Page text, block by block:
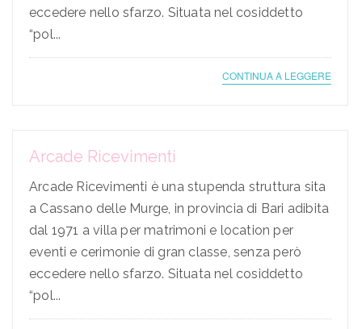
eccedere nello sfarzo. Situata nel cosiddetto
“pol...
CONTINUA A LEGGERE
Arcade Ricevimenti
Arcade Ricevimenti è una stupenda struttura sita
a Cassano delle Murge, in provincia di Bari adibita
dal 1971 a villa per matrimoni e location per
eventi e cerimonie di gran classe, senza però
eccedere nello sfarzo. Situata nel cosiddetto
“pol...